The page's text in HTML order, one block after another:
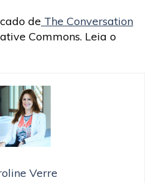
de The Conversation
Commons. Leia o
Verre